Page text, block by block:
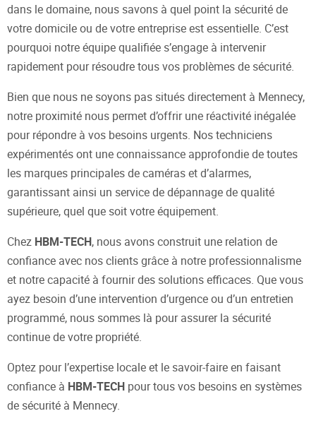
dans le domaine, nous savons à quel point la sécurité de
votre domicile ou de votre entreprise est essentielle. C’est
pourquoi notre équipe qualifiée s’engage à intervenir
rapidement pour résoudre tous vos problèmes de sécurité.
Bien que nous ne soyons pas situés directement à Mennecy,
notre proximité nous permet d’offrir une réactivité inégalée
pour répondre à vos besoins urgents. Nos techniciens
expérimentés ont une connaissance approfondie de toutes
les marques principales de caméras et d’alarmes,
garantissant ainsi un service de dépannage de qualité
supérieure, quel que soit votre équipement.
Chez HBM-TECH, nous avons construit une relation de
confiance avec nos clients grâce à notre professionnalisme
et notre capacité à fournir des solutions efficaces. Que vous
ayez besoin d’une intervention d’urgence ou d’un entretien
programmé, nous sommes là pour assurer la sécurité
continue de votre propriété.
Optez pour l’expertise locale et le savoir-faire en faisant
confiance à HBM-TECH pour tous vos besoins en systèmes
de sécurité à Mennecy.